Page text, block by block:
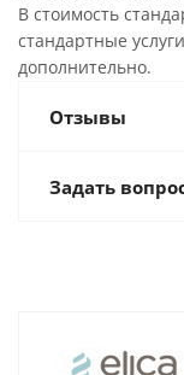
В стоимость
стандартные
дополнительно.
Отзывы
Задать